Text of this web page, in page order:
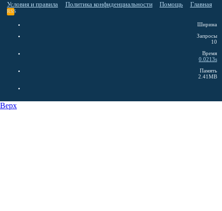
Условия и правила Политика конфиденциальности Помощь Главная
RSS
Ширина
Запросы
10
Время
0.0213s
Память
2.41MB
Верх